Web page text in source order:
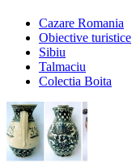
Cazare Romania
Obiective turistice
Sibiu
Talmaciu
Colectia Boita